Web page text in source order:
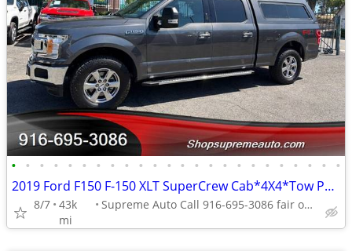
• • • • • • • • • • • • • • • • • • • • • • • •
2019 Ford F150 F-150 XLT SuperCrew Cab*4X4*Tow Package*Rear Camera*FX4
8/7 43k
mi
Supreme Auto Call 916-695-3086 fair oaks